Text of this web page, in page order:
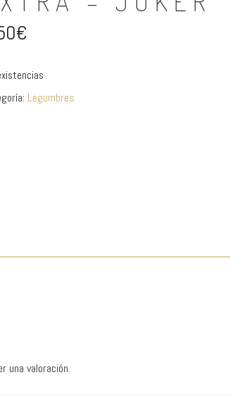
€
Legumbres
una valoración.